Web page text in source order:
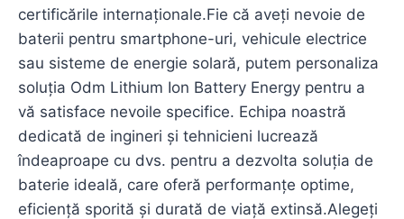
certificările internaționale.Fie că aveți nevoie de
baterii pentru smartphone-uri, vehicule electrice
sau sisteme de energie solară, putem personaliza
soluția Odm Lithium Ion Battery Energy pentru a
vă satisface nevoile specifice. Echipa noastră
dedicată de ingineri și tehnicieni lucrează
îndeaproape cu dvs. pentru a dezvolta soluția de
baterie ideală, care oferă performanțe optime,
eficiență sporită și durată de viață extinsă.Alegeți